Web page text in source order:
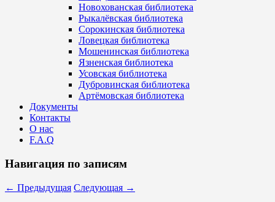
Новохованская библиотека
Рыкалёвская библиотека
Сорокинская библиотека
Ловецкая библиотека
Мошенинская библиотека
Язненская библиотека
Усовская библиотека
Дубровинская библиотека
Артёмовская библиотека
Документы
Контакты
О нас
F.A.Q
Навигация по записям
← Предыдущая Следующая →